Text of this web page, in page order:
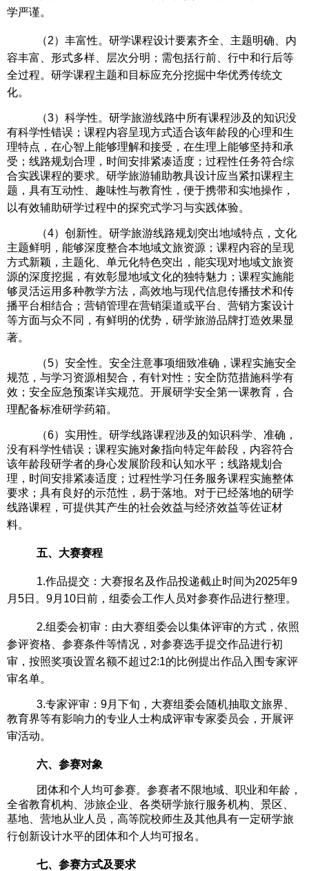
学严谨。
（2） 丰富性。研学课程设计要素齐全、主题明确、内
容丰富、形式多样、层次分明；需包括行前、行中和行后等
全过程。研学课程主题和目标应充分挖掘中华优秀传统文
化。
（3） 科学性。研学旅游线路中所有课程涉及的知识没
有科学性错误；课程内容呈现方式适合该年龄段的心理和生
理特点，在心智上能够理解和接受，在生理上能够坚持和承
受；线路规划合理，时间安排紧凑适度；过程性任务符合综
合实践课程的要求。研学旅游辅助教具设计应当紧扣课程主
题，具有互动性、趣味性与教育性，便于携带和实地操作，
以有效辅助研学过程中的探究式学习与实践体验。
（4） 创新性。研学旅游线路规划突出地域特点，文化
主题鲜明，能够深度整合本地域文旅资源；课程内容的呈现
方式新颖，主题化、单元化特色突出，能实现对地域文旅资
源的深度挖掘，有效彰显地域文化的独特魅力；课程实施能
够灵活运用多种教学方法，高效地与现代信息传播技术和传
播平台相结合；营销管理在营销渠道或平台、营销方案设计
等方面与众不同，有鲜明的优势，研学旅游品牌打造效果显
著。
（5） 安全性。安全注意事项细致准确，课程实施安全
规范，与学习资源相契合，有针对性；安全防范措施科学有
效；安全应急预案详实规范。开展研学安全第一课教育，合
理配备标准研学药箱。
（6） 实用性。研学线路课程涉及的知识科学、准确，
没有科学性错误；课程实施对象指向特定年龄段，内容符合
该年龄段研学者的身心发展阶段和认知水平；线路规划合
理，时间安排紧凑适度；过程性学习任务服务课程实施整体
要求；具有良好的示范性，易于落地。对于已经落地的研学
线路课程，可提供其产生的社会效益与经济效益等佐证材
料。
五、大赛赛程
1.作品提交 ：大赛报名及作品投递截止时间为2025年9
月 5日。 9月10日前， 组委会工作人员对参赛作品进行整理。
2.组委会初审： 由大赛组委会 以集体评审的方式，依照
参评资格、参赛条件等情况，对参赛选手提交作品进行初
审，按照奖项设置名额不超过2:1的比例提出作品入围专家评
审名单。
3.专家评审：9月 下旬，大赛组委会随机抽取文旅界、
教育界等有影响力的专业人士构成评审专家委员会，开展评
审活动。
六、参赛对象
团体和个人均可参赛。参赛者不限地域、职业和年龄，
全省教育机构、涉旅企业、各类研学旅行服务机构、景区、
基地、营地从业人员，高等院校师生及其他具有一定研学旅
行创新设计水平的团体和个人均可报名。
七、参赛方式及要求